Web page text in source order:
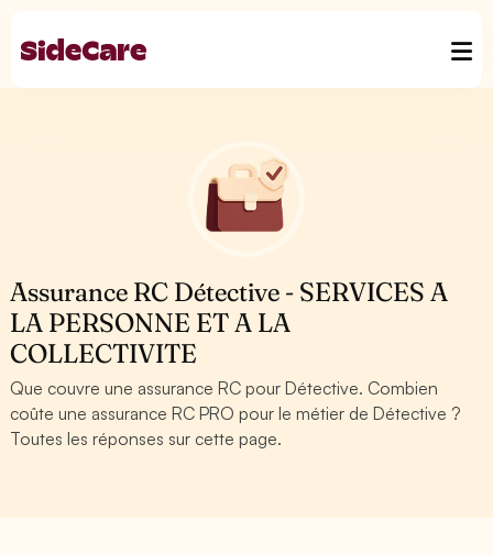
Assurance RC Détective - SERVICES A
LA PERSONNE ET A LA
COLLECTIVITE
Que couvre une assurance RC pour Détective. Combien
coûte une assurance RC PRO pour le métier de Détective ?
Toutes les réponses sur cette page.